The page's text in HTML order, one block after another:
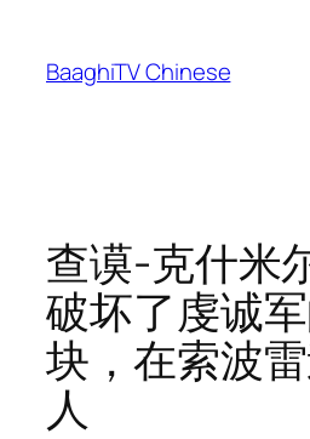
content
BaaghiTV Chinese
查谟-克什米
破坏了虔诚
块，在索波
人